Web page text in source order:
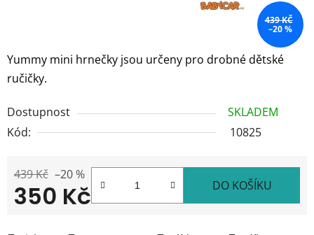
Yummy mini hrnečky jsou určeny pro drobné dětské
ručičky.
Dostupnost
SKLADEM
Kód:
10825
439 Kč –20 %
350 Kč DO KOŠÍKU
439 KČ
–20 %